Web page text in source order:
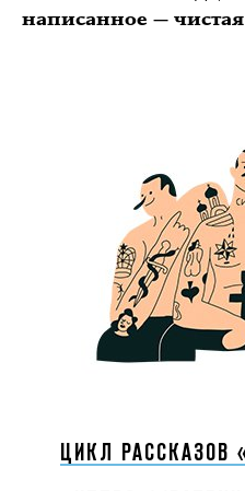
написанное —
ЦИКЛ РАССКАЗОВ